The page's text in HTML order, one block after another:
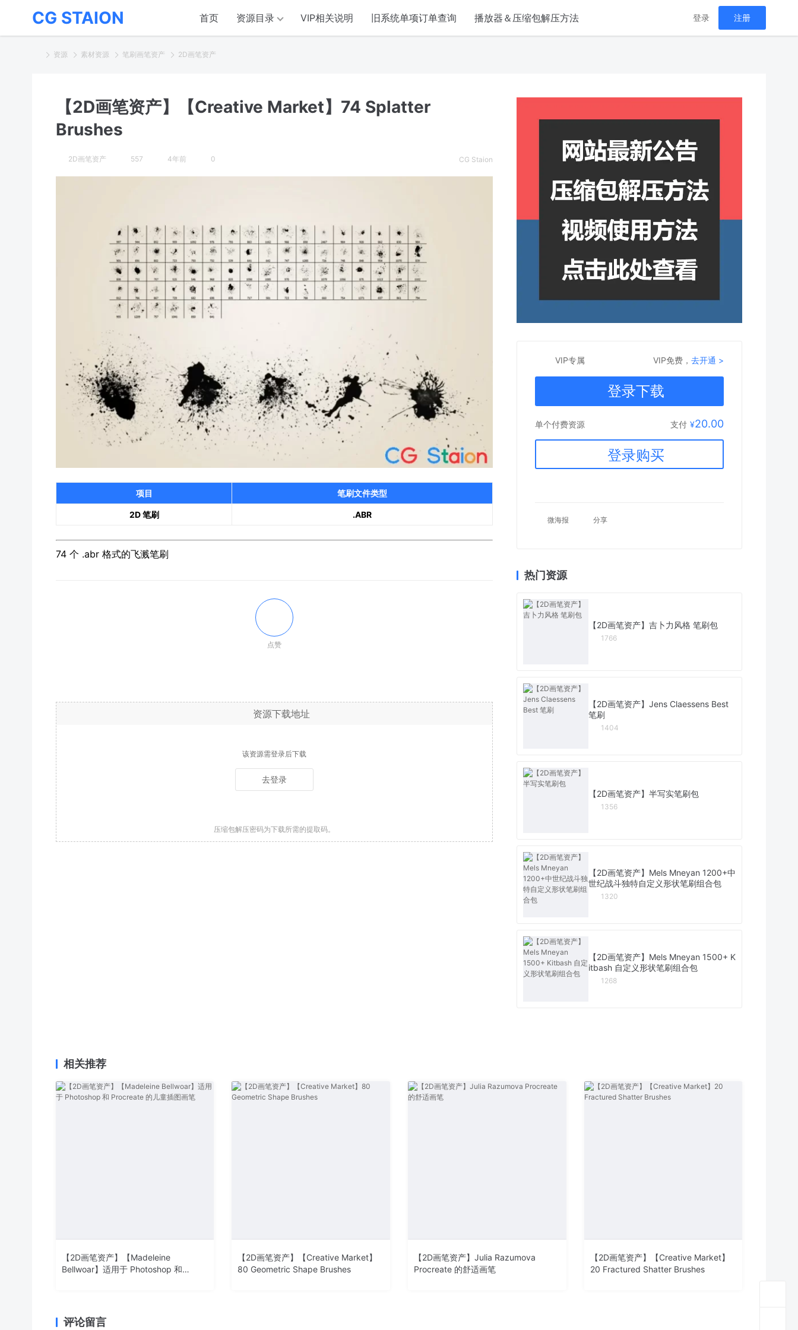
CG STAION 首页 资源目录 VIP相关说明 旧系统单项订单查询 播放器＆压缩包解压方法 登录 注册
资源 素材资源 笔刷画笔资产 2D画笔资产
【2D画笔资产】【Creative Market】74 Splatter
Brushes
2D画笔资产 557 4年前 0 CG Staion
项目 笔刷文件类型
2D 笔刷 .ABR
74 个 .abr 格式的飞溅笔刷
点赞
资源下载地址
该资源需登录后下载
去登录
压缩包解压密码为下载所需的提取码。
VIP专属 VIP免费，去开通 >
登录下载
单个付费资源 支付 ¥20.00
登录购买
微海报 分享
热门资源
【2D画笔资产】吉卜力风格 笔刷包
1766
【2D画笔资产】Jens Claessens Best
笔刷
1404
【2D画笔资产】半写实笔刷包
1356
【2D画笔资产】Mels Mneyan 1200+中
世纪战斗独特自定义形状笔刷组合包
1320
【2D画笔资产】Mels Mneyan 1500+ K
itbash 自定义形状笔刷组合包
1268
相关推荐
【2D画笔资产】【Madeleine
Bellwoar】适用于 Photoshop 和
【2D画笔资产】【Creative Market】
80 Geometric Shape Brushes
【2D画笔资产】Julia Razumova
Procreate 的舒适画笔
【2D画笔资产】【Creative Market】
20 Fractured Shatter Brushes
评论留言